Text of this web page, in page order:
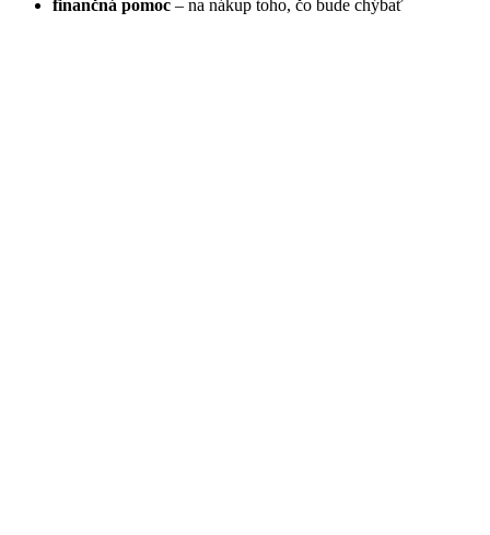
finančná pomoc – na nákup toho, čo bude chýbať